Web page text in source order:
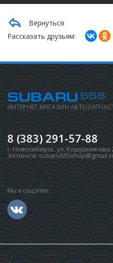
Вернуться
Рассказать друзьям:
ИНТЕРНЕТ МАГАЗИН
8 (383) 291-57-88
г. Новосибирск,ул. Кошурникова
Эл.почта:
Мы в соцсетях: